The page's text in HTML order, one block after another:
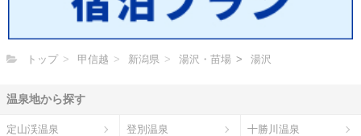
トップ 甲信越 新潟県 湯沢・苗場 湯沢
温泉地から探す
定山渓温泉 登別温泉 十勝川温泉